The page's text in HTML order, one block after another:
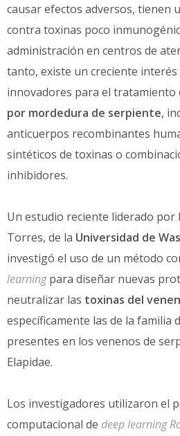
causar efectos adversos, tienen
contra toxinas poco
administración en centros de
tanto, existe un creciente
innovadores para el tratamiento
por mordedura de serpiente,
anticuerpos recombinantes
sintéticos de toxinas o
inhibidores.
Un estudio reciente liderado por
Torres, de la Universidad de
investigó el uso de un método
learningpara diseñar nuevas
neutralizar las toxinas del
específicamente las de la familia
presentes en los venenos de
Elapidae.
Los investigadores utilizaron el
computacional de deep learning